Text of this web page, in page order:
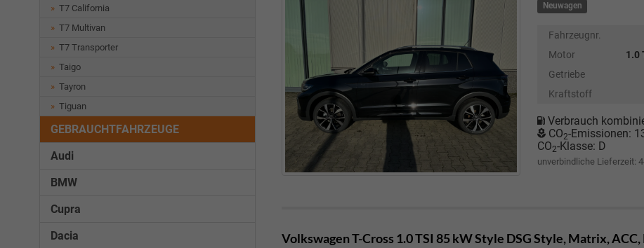
Neuwagen
Fahrzeugnr.
Motor
1.0
Getriebe
Kraftstoff
Verbrauch
CO2-Emissionen:
CO2-Klasse: D
unverbindliche Lieferzeit:
Volkswagen T-Cross 1.0 TSI 85 kW Style DSG Style, Matrix,
T7 California
T7 Multivan
T7 Transporter
Taigo
Tayron
Tiguan
GEBRAUCHTFAHRZEUGE
Audi
BMW
Cupra
Dacia